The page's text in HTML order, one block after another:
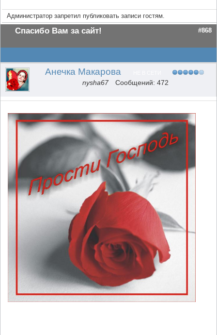
Администратор запретил публиковать записи гостям.
Спасибо Вам за сайт! #868
Анечка Макарова
nysha67 Сообщений: 472